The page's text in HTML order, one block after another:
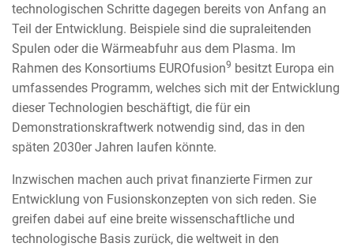
technologischen Schritte dagegen bereits von Anfang an
Teil der Entwicklung. Beispiele sind die supraleitenden
Spulen oder die Wärmeabfuhr aus dem Plasma. Im
Rahmen des Konsortiums EUROfusion9 besitzt Europa ein
umfassendes Programm, welches sich mit der Entwicklung
dieser Technologien beschäftigt, die für ein
Demonstrationskraftwerk notwendig sind, das in den
späten 2030er Jahren laufen könnte.
Inzwischen machen auch privat finanzierte Firmen zur
Entwicklung von Fusionskonzepten von sich reden. Sie
greifen dabei auf eine breite wissenschaftliche und
technologische Basis zurück, die weltweit in den